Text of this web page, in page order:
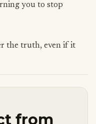
you to stop
the truth, even if it
from